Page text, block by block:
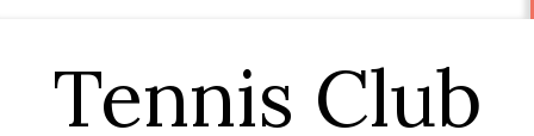
Tennis Club